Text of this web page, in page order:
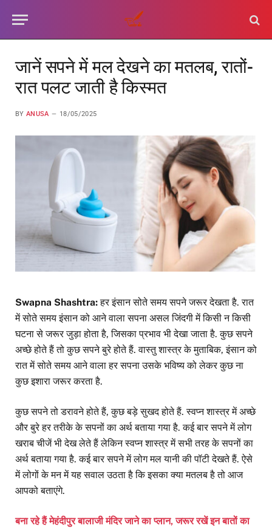
जानें सपने में मल देखने का मतलब, रातों-
रात पलट जाती है किस्मत
BY ANUSA 18/05/2025
Swapna Shashtra:हर इंसान सोते समय सपने जरूर देखता है. रात
में सोते समय इंसान को आने वाला सपना असल जिंदगी में किसी न किसी
घटना से जरूर जुड़ा होता है, जिसका प्रभाव भी देखा जाता है. कुछ सपने
अच्छे होते हैं तो कुछ सपने बुरे होते हैं. वास्तु शास्त्र के मुताबिक, इंसान को
रात में सोते समय आने वाला हर सपना उसके भविष्य को लेकर कुछ ना
कुछ इशारा जरूर करता है.
कुछ सपने तो डरावने होते हैं, कुछ बड़े सुखद होते हैं. स्वप्न शास्त्र में अच्छे
और बुरे हर तरीके के सपनों का अर्थ बताया गया है. कई बार सपने में लोग
खराब चीजें भी देख लेते हैं लेकिन स्वप्न शास्त्र में सभी तरह के सपनों का
अर्थ बताया गया है. कई बार सपने में लोग मल यानी की पॉटी देखते हैं. ऐसे
में लोगों के मन में यह सवाल उठता है कि इसका क्या मतलब है तो आज
आपको बताएंगे.
बना रहे हैं मेहंदीपुर बालाजी मंदिर जाने का प्लान, जरूर रखें इन बातों का